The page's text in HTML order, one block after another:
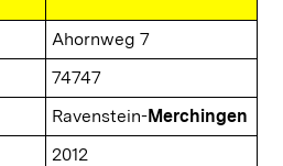
Ahornweg 7
74747
Ravenstein-Merchingen
2012